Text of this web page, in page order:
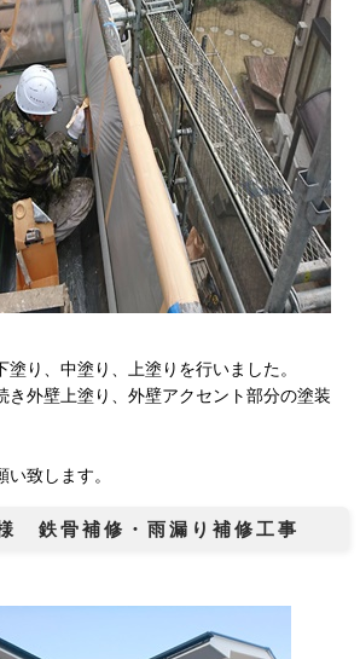
り、中塗り、上塗りを行いました。
き外壁上塗り、外壁アクセント部分の塗装
致します。
鉄骨補修・雨漏り補修工事